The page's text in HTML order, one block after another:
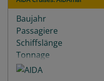
Baujahr
Passagiere
Schiffslänge
Tonnage
Decks